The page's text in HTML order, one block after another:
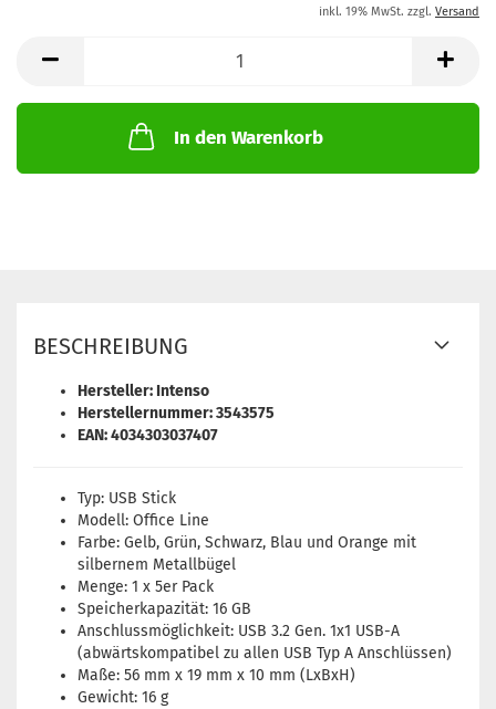
inkl. 19% MwSt. zzgl. Versand
In den Warenkorb
BESCHREIBUNG
Hersteller: Intenso
Herstellernummer: 3543575
EAN: 4034303037407
Typ: USB Stick
Modell: Office Line
Farbe: Gelb, Grün, Schwarz, Blau und Orange mit
silbernem Metallbügel
Menge: 1 x 5er Pack
Speicherkapazität: 16 GB
Anschlussmöglichkeit: USB 3.2 Gen. 1x1 USB-A
(abwärtskompatibel zu allen USB Typ A Anschlüssen)
Maße: 56 mm x 19 mm x 10 mm (LxBxH)
Gewicht: 16 g